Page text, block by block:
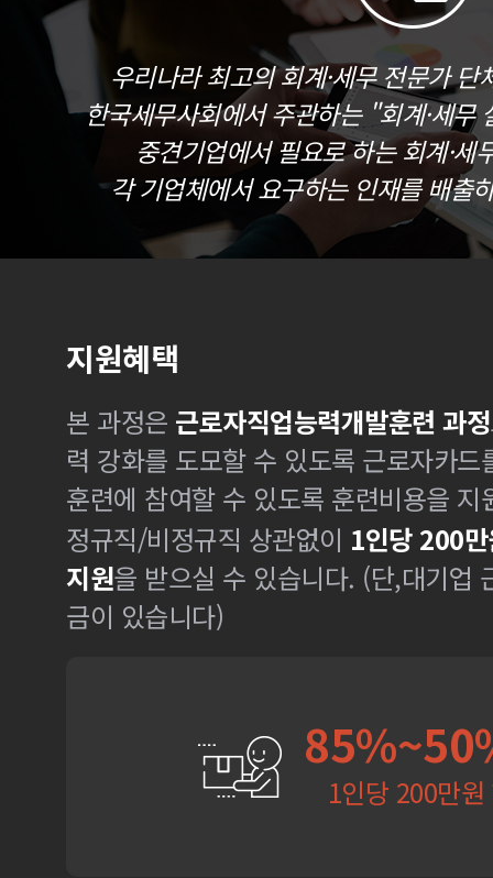
우리나라 최고의 회계·세무 전문가
한국세무사회에서 주관하는 "회계·세무
중견기업에서 필요로 하는 회계·세
각 기업체에서 요구하는 인재를 배출
지원혜택
본 과정은 근로자직업능력개발훈련 과정
력 강화를 도모할 수 있도록 근로자카
훈련에 참여할 수 있도록 훈련비용을 지
정규직/비정규직 상관없이 1인당 200
지원을 받으실 수 있습니다. (단,대기업
금이 있습니다)
1인당 200만원